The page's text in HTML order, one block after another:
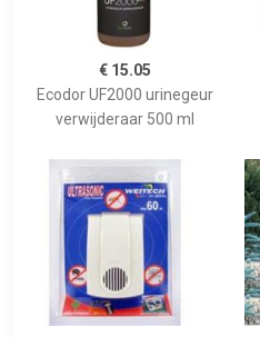
€ 15.05
Ecodor UF2000 urinegeur
verwijderaar 500 ml